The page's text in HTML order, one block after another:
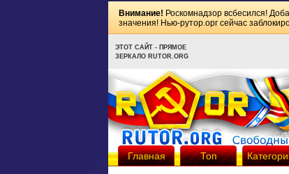
Внимание! Роскомнадзор всбесился!
значения! Нью-рутор.орг сейчас
ЭТОТ САЙТ - ПРЯМОЕ
ЗЕРКАЛО RUTOR.ORG
Главная Топ